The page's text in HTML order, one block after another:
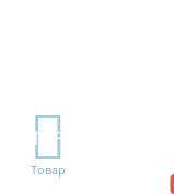
TOP
Товар